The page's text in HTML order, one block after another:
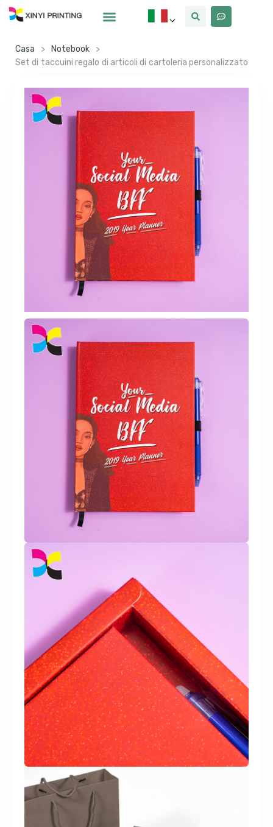
Casa > Notebook
>
Set di taccuini regalo di articoli di cartoleria personalizzato